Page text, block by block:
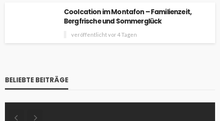
Coolcation im Montafon – Familienzeit,
Bergfrische und Sommerglück
veröffentlicht vor 4 Tagen
BELIEBTE BEITRÄGE